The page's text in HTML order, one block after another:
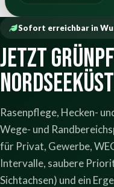
Sofort erreichbar in
Jetzt
Rasenpflege, Hecken-
Wege- und
für Privat, Gewerbe,
Intervalle, saubere
Sichtachsen) und ein